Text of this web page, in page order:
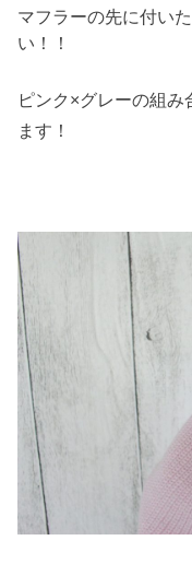
マフラーの先に付い
い！！
ピンク×グレーの組
ます！